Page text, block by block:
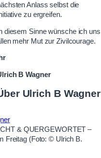
Anlass selbst die
zu ergreifen.
diesem Sinne wünsche ich uns
mehr Mut zur Zivilcourage.
Ihr
B Wagner
Ulrich B Wagner
& QUERGEWORTET –
Freitag (Foto: © Ulrich B.